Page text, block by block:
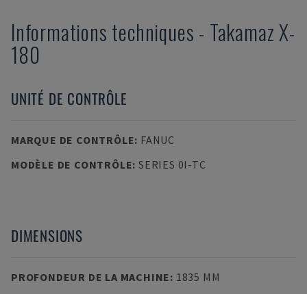
Informations techniques - TakamazX-
180
UNITÉ DE CONTRÔLE
MARQUE DE CONTRÔLE: FANUC
MODÈLE DE CONTRÔLE: SERIES 0I-TC
DIMENSIONS
PROFONDEUR DE LA MACHINE: 1835 MM